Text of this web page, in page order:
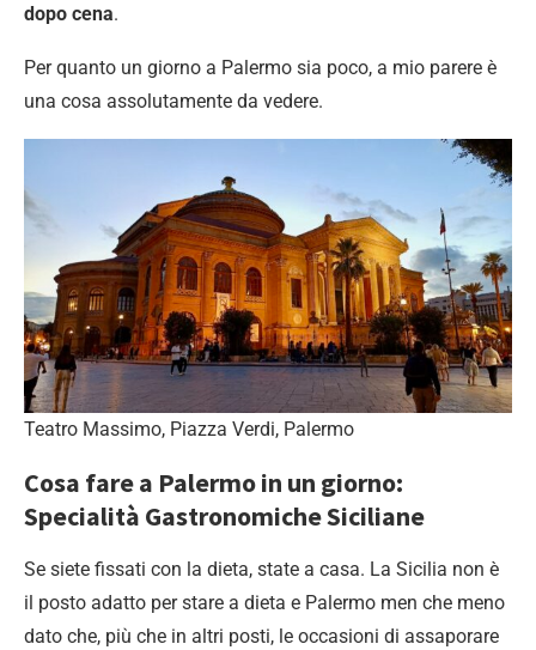
dopo cena.
Per quanto un giorno a Palermo sia poco, a mio parere è
una cosa assolutamente da vedere.
Teatro Massimo, Piazza Verdi, Palermo
Cosa fare a Palermo in un giorno:
Specialità Gastronomiche Siciliane
Se siete fissati con la dieta, state a casa. La Sicilia non è
il posto adatto per stare a dieta e Palermo men che meno
dato che, più che in altri posti, le occasioni di assaporare